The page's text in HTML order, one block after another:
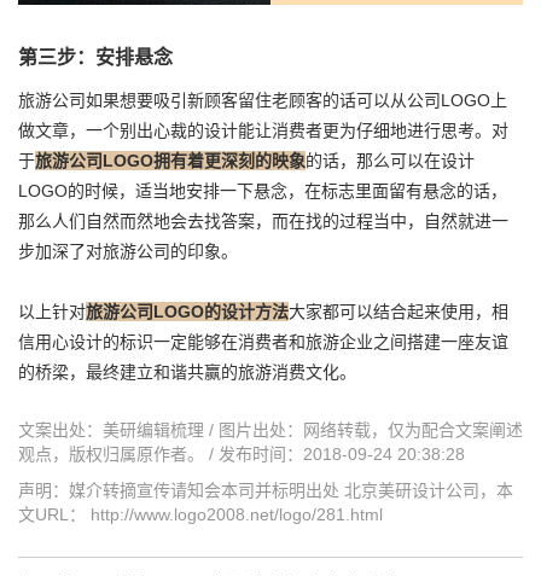
第三步：安排悬念
旅游公司如果想要吸引新顾客留住老顾客的话可以从公司LOGO上
做文章，一个别出心裁的设计能让消费者更为仔细地进行思考。对
于旅游公司LOGO拥有着更深刻的映象的话，那么可以在设计
LOGO的时候，适当地安排一下悬念，在标志里面留有悬念的话，
那么人们自然而然地会去找答案，而在找的过程当中，自然就进一
步加深了对旅游公司的印象。
以上针对旅游公司LOGO的设计方法大家都可以结合起来使用，相
信用心设计的标识一定能够在消费者和旅游企业之间搭建一座友谊
的桥梁，最终建立和谐共赢的旅游消费文化。
文案出处：美研编辑梳理 / 图片出处：网络转载，仅为配合文案阐述
观点，版权归属原作者。 / 发布时间：2018-09-24 20:38:28
声明：媒介转摘宣传请知会本司并标明出处 北京美研设计公司，本
文URL： http://www.logo2008.net/logo/281.html